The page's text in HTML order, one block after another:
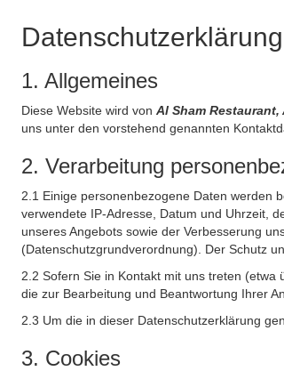
Datenschutzerklärung
1. Allgemeines
Diese Website wird von Al Sham
uns unter den vorstehend genannten
2. Verarbeitung
2.1 Einige personenbezogene Daten werden
verwendete IP-Adresse, Datum und Uhrzeit,
unseres Angebots sowie der Verbesserung
(Datenschutzgrundverordnung). Der Schutz
2.2 Sofern Sie in Kontakt mit uns treten
die zur Bearbeitung und Beantwortung Ihrer
2.3 Um die in dieser Datenschutzerklärung
3. Cookies